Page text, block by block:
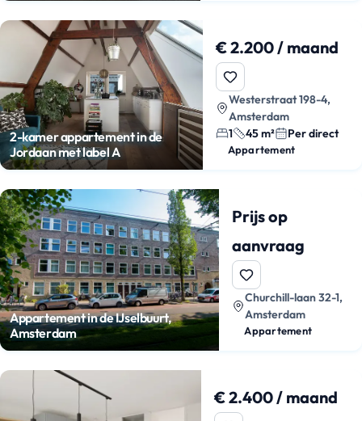
2-kamer appartement in de
Jordaan met label A
€ 2.200 / maand
Westerstraat 198-4,
Amsterdam
1
45 m² Per direct
Appartement
Appartement in de IJselbuurt,
Amsterdam
Prijs op
aanvraag
Churchill-laan 32-1,
Amsterdam
Appartement
€ 2.400 / maand